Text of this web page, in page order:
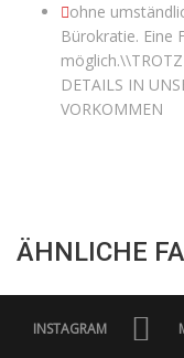
ohne
Bürokratie. Eine
möglich.\\TROTZ
DETAILS IN
VORKOMMEN
ÄHNLICHE
INSTAGRAM